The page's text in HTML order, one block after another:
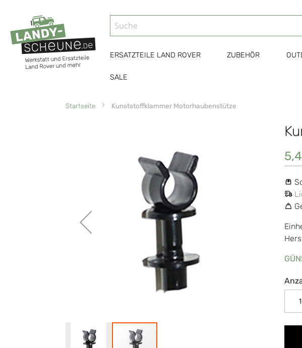
ERSATZTEILE LAND ROVER ZUBEHÖR
SALE
Startseite Kunststoffklammer Motorhaubenstütze
Bildgalerie